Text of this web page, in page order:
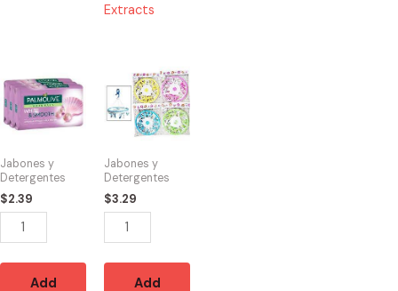
Extracts
Jabones y
Detergentes
$2.39
-
Palmolive
Naturals
3/1/Jabon
de
Barra
80g
Purple
quantity
Add
Jabones y
Detergentes
$3.29
46393
-
CH85783
Heavy
Duty
Cloth
Hanger
Round
quantity
Add